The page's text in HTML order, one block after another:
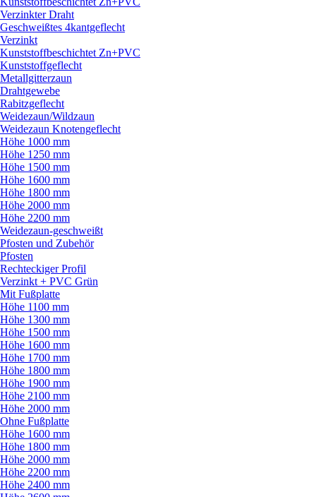
Verzinkter Draht
Geschweißtes 4kantgeflecht
Verzinkt
Kunststoffbeschichtet Zn+PVC
Kunststoffgeflecht
Metallgitterzaun
Drahtgewebe
Rabitzgeflecht
Weidezaun/Wildzaun
Weidezaun Knotengeflecht
Höhe 1000 mm
Höhe 1250 mm
Höhe 1500 mm
Höhe 1600 mm
Höhe 1800 mm
Höhe 2000 mm
Höhe 2200 mm
Weidezaun-geschweißt
Pfosten und Zubehör
Pfosten
Rechteckiger Profil
Verzinkt + PVC Grün
Mit Fußplatte
Höhe 1100 mm
Höhe 1300 mm
Höhe 1500 mm
Höhe 1600 mm
Höhe 1700 mm
Höhe 1800 mm
Höhe 1900 mm
Höhe 2100 mm
Höhe 2000 mm
Ohne Fußplatte
Höhe 1600 mm
Höhe 1800 mm
Höhe 2000 mm
Höhe 2200 mm
Höhe 2400 mm